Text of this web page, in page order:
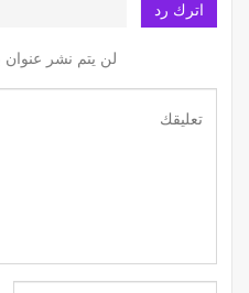
اترك رد
لن يتم نشر عنوان